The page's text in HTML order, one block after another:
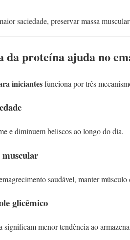
saciedade, preservar massa
da proteína ajuda no
iniciantesfunciona por três
e diminuem beliscos ao longo do dia.
muscular
saudável, manter
glicêmico
menor tendência ao